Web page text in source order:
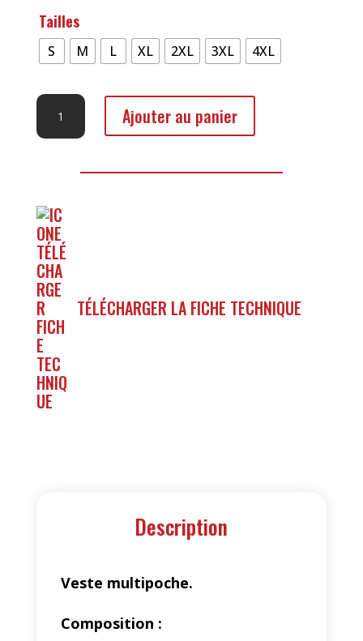
Tailles
S M L XL 2XL 3XL 4XL
quantité
Veste
Ajouter au panier
TÉLÉCHARGER LA FICHE TECHNIQUE
Description
Veste multipoche.
Composition :